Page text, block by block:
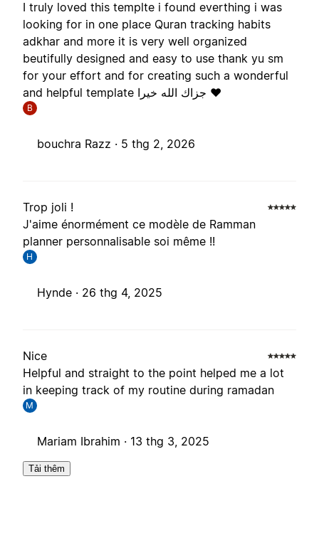
I truly loved this templte i found everthing i was
looking for in one place Quran tracking habits
adkhar and more it is very well organized
beutifully designed and easy to use thank yu sm
for your effort and for creating such a wonderful
and helpful template جزاك الله خيرا ❤️
B
bouchra Razz · 5 thg 2, 2026
Trop joli !
J'aime énormément ce modèle de Ramman
planner personnalisable soi même !!
H
Hynde · 26 thg 4, 2025
Nice
Helpful and straight to the point helped me a lot
in keeping track of my routine during ramadan
M
Mariam Ibrahim · 13 thg 3, 2025
Tải thêm